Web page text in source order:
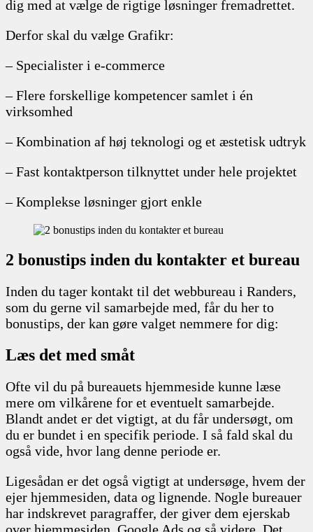
dig med at vælge de rigtige løsninger fremadrettet.
Derfor skal du vælge Grafikr:
– Specialister i e-commerce
– Flere forskellige kompetencer samlet i én
virksomhed
– Kombination af høj teknologi og et æstetisk udtryk
– Fast kontaktperson tilknyttet under hele projektet
– Komplekse løsninger gjort enkle
2 bonustips inden du kontakter et bureau
Inden du tager kontakt til det webbureau i Randers,
som du gerne vil samarbejde med, får du her to
bonustips, der kan gøre valget nemmere for dig:
Læs det med småt
Ofte vil du på bureauets hjemmeside kunne læse
mere om vilkårene for et eventuelt samarbejde.
Blandt andet er det vigtigt, at du får undersøgt, om
du er bundet i en specifik periode. I så fald skal du
også vide, hvor lang denne periode er.
Ligesådan er det også vigtigt at undersøge, hvem der
ejer hjemmesiden, data og lignende. Nogle bureauer
har indskrevet paragraffer, der giver dem ejerskab